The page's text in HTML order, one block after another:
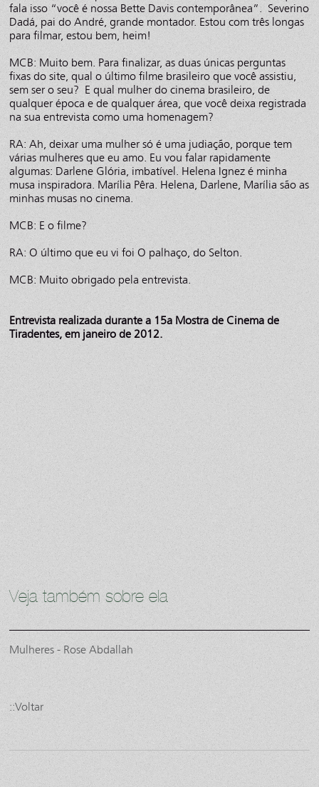
fala isso “você é nossa Bette Davis contemporânea”. Severino
Dadá, pai do André, grande montador. Estou com três longas
para filmar, estou bem, heim!
MCB: Muito bem. Para finalizar, as duas únicas perguntas
fixas do site, qual o último filme brasileiro que você assistiu,
sem ser o seu? E qual mulher do cinema brasileiro, de
qualquer época e de qualquer área, que você deixa registrada
na sua entrevista como uma homenagem?
RA: Ah, deixar uma mulher só é uma judiação, porque tem
várias mulheres que eu amo. Eu vou falar rapidamente
algumas: Darlene Glória, imbatível. Helena Ignez é minha
musa inspiradora. Marília Pêra. Helena, Darlene, Marília são as
minhas musas no cinema.
MCB: E o filme?
RA: O último que eu vi foi O palhaço, do Selton.
MCB: Muito obrigado pela entrevista.
Entrevista realizada durante a 15a Mostra de Cinema de
Tiradentes, em janeiro de 2012.
Veja também sobre ela
Mulheres - Rose Abdallah
::Voltar